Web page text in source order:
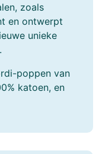
zoals
en ontwerpt
unieke
poppen van
katoen, en